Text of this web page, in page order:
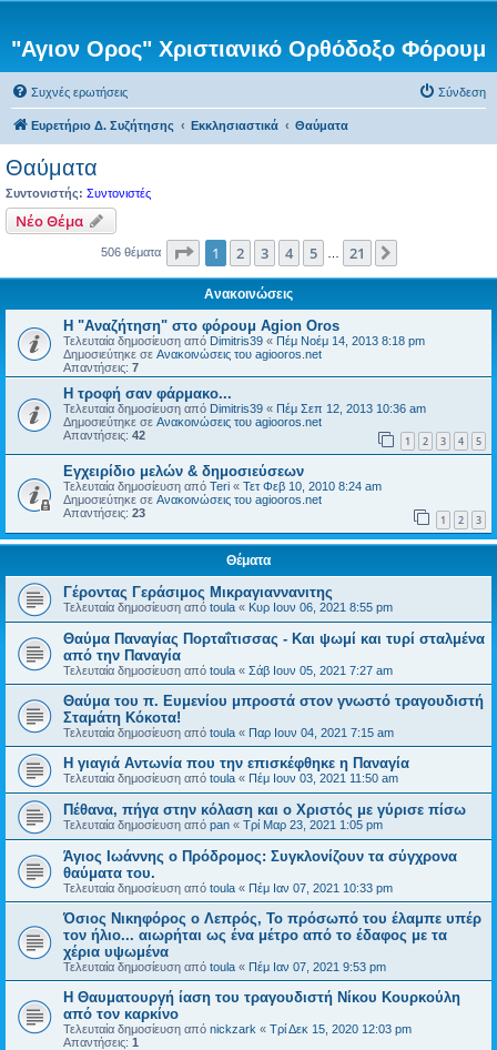
"Αγιον Ορος" Χριστιανικό Ορθόδοξο Φόρουμ
Συχνές ερωτήσεις Σύνδεση
Ευρετήριο Δ. Συζήτησης Εκκλησιαστικά Θαύματα
Θαύματα
Συντονιστής: Συντονιστές
Νέο Θέμα
506 θέματα Σελίδα από21
1 2 3 4 5 21
Ανακοινώσεις
Η "Αναζήτηση" στο φόρουμ Agion Oros
Τελευταία δημοσίευση από Dimitris39 « Πέμ Νοέμ 14, 2013 8:18 pm
Δημοσιεύτηκε σε Ανακοινώσεις του agiooros.net
Απαντήσεις: 7
H τροφή σαν φάρμακο...
Τελευταία δημοσίευση από Dimitris39 « Πέμ Σεπ 12, 2013 10:36 am
Δημοσιεύτηκε σε Ανακοινώσεις του agiooros.net
Απαντήσεις: 42 1 2 3 4 5
Εγχειρίδιο μελών & δημοσιεύσεων
Τελευταία δημοσίευση από Teri « Τετ Φεβ 10, 2010 8:24 am
Δημοσιεύτηκε σε Ανακοινώσεις του agiooros.net
Απαντήσεις: 23 1 2 3
Θέματα
Γέροντας Γεράσιμος Μικραγιαννανιτης
Τελευταία δημοσίευση από toula « Κυρ Ιουν 06, 2021 8:55 pm
Θαύμα Παναγίας Πορταΐτισσας - Και ψωμί και τυρί σταλμένα
από την Παναγία
Τελευταία δημοσίευση από toula « Σάβ Ιουν 05, 2021 7:27 am
Θαύμα του π. Ευμενίου μπροστά στον γνωστό τραγουδιστή
Σταμάτη Κόκοτα!
Τελευταία δημοσίευση από toula « Παρ Ιουν 04, 2021 7:15 am
Η γιαγιά Αντωνία που την επισκέφθηκε η Παναγία
Τελευταία δημοσίευση από toula « Πέμ Ιουν 03, 2021 11:50 am
Πέθανα, πήγα στην κόλαση και ο Χριστός με γύρισε πίσω
Τελευταία δημοσίευση από pan « Τρί Μαρ 23, 2021 1:05 pm
Άγιος Ιωάννης ο Πρόδρομος: Συγκλονίζουν τα σύγχρονα
θαύματα του.
Τελευταία δημοσίευση από toula « Πέμ Ιαν 07, 2021 10:33 pm
Όσιος Νικηφόρος ο Λεπρός, Το πρόσωπό του έλαμπε υπέρ
τον ήλιο... αιωρήται ως ένα μέτρο από το έδαφος με τα
χέρια υψωμένα
Τελευταία δημοσίευση από toula « Πέμ Ιαν 07, 2021 9:53 pm
Η Θαυματουργή ίαση του τραγουδιστή Νίκου Κουρκούλη
από τον καρκίνο
Τελευταία δημοσίευση από nickzark « Τρί Δεκ 15, 2020 12:03 pm
Απαντήσεις: 1